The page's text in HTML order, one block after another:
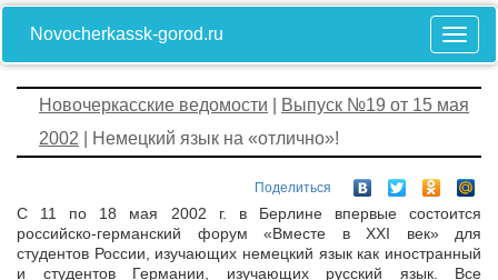
Novocherkassk-gorod.ru
Новочеркасские ведомости
Выпуск №19 от 15 мая
2002 | Немецкий язык на «отлично»!
Поделиться
С 11 по 18 мая 2002 г. в Берлине впервые состоится
российско-германский форум «Вместе в XXI век» для
студентов России, изучающих немецкий язык как иностранный
и студентов Германии, изучающих русский язык. Все